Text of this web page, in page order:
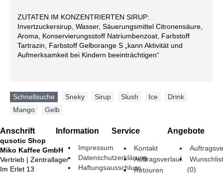
ZUTATEN IM KONZENTRIERTEN SIRUP:
Invertzuckersirup, Wasser, Säuerungsmittel Citronensäure,
Aroma, Konservierungsstoff Natriumbenzoat, Farbstoff
Tartrazin, Farbstoff Gelborange S „kann Aktivität und
Aufmerksamkeit bei Kindern beeinträchtigen“
Schnellsuche Sneky Sirup Slush Ice Drink
Mango
Gelb
Anschrift
qusotic Shop
Miko Kaffee GmbH
Vertrieb | Zentrallager
Im Erlet 13
Information
Impressum
Datenschutzerklärung
Haftungsausschluss
Service
Kontakt
Auftragsverlauf
Retouren
Angebote
(0)